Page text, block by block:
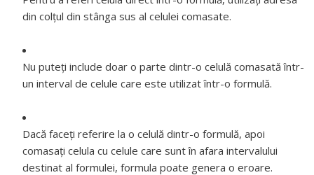
din colțul din stânga sus al celulei comasate.
Nu puteţi include doar o parte dintr-o celulă comasată într-
un interval de celule care este utilizat într-o formulă.
Dacă faceți referire la o celulă dintr-o formulă, apoi
comasați celula cu celule care sunt în afara intervalului
destinat al formulei, formula poate genera o eroare.